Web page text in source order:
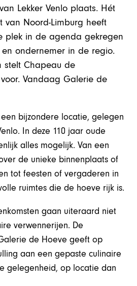
Lekker Venlo plaats. Hét
van Noord-Limburg heeft
plek in de agenda gekregen
ondernemer in de regio.
stelt Chapeau de
Vandaag Galerie de
bijzondere locatie, gelegen
In deze 110 jaar oude
alles mogelijk. Van een
de unieke binnenplaats of
tot feesten of vergaderen in
ruimtes die de hoeve rijk is.
gaan uiteraard niet
verwennerijen. De
de Hoeve geeft op
aan een gepaste culinaire
gelegenheid, op locatie dan